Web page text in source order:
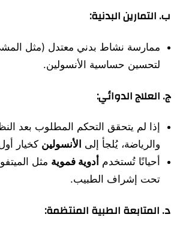
ب.التمارين البدنية:
لتحسين حساسية الأنسولين.
ج.العلاج الدوائي:
إذا لم يتحقق التحكم المطلوب بعد
والرياضة، يُلجأ إلى الأنسولين كخيار
أحيانًا تُستخدم أدوية فموية مثل
تحت إشراف الطبيب.
د.المتابعة الطبية المنتظمة: